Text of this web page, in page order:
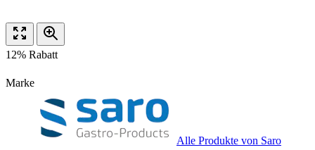
12% Rabatt
Marke
Alle Produkte von Saro